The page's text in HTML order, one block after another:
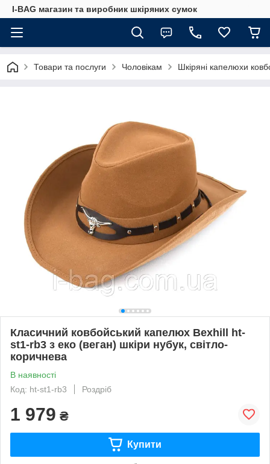
I-BAG магазин та виробник шкіряних сумок
Товари та послуги Чоловікам Шкіряні капелюхи
Класичний ковбойський капелюх Bexhill ht-
st1-rb3 з еко (веган) шкіри нубук, світло-
коричнева
В наявності
Код: ht-st1-rb3
Роздріб
1 979 ₴
Купити